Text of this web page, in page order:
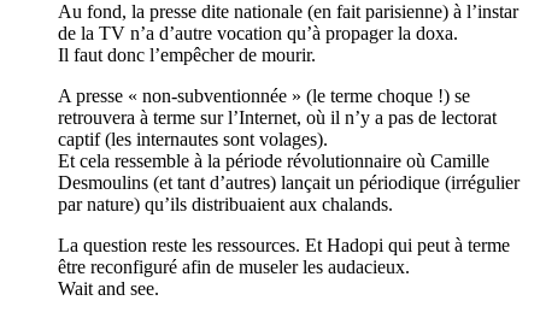
Au fond, la presse dite nationale (en fait parisienne) à l’instar
de la TV n’a d’autre vocation qu’à propager la doxa.
Il faut donc l’empêcher de mourir.
A presse « non-subventionnée » (le terme choque !) se
retrouvera à terme sur l’Internet, où il n’y a pas de lectorat
captif (les internautes sont volages).
Et cela ressemble à la période révolutionnaire où Camille
Desmoulins (et tant d’autres) lançait un périodique (irrégulier
par nature) qu’ils distribuaient aux chalands.
La question reste les ressources. Et Hadopi qui peut à terme
être reconfiguré afin de museler les audacieux.
Wait and see.